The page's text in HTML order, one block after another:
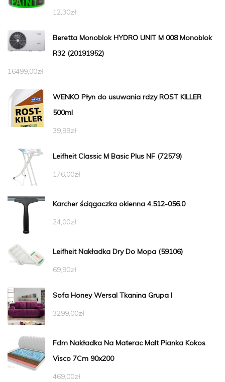
12,30zł
Beretta Monoblok HYDRO UNIT M 008 Monoblok
R32 (20191952)
16499,00zł
WENKO Płyn do usuwania rdzy ROST KILLER
500ml
39,99zł
Leifheit Classic M Basic Plus NF (72579)
176,00zł
Karcher ściągaczka okienna 4.512-056.0
24,00zł
Leifheit Nakładka Dry Do Mopa (59106)
69,90zł
Sofa Honey Wersal Tkanina Grupa I
3299,00zł
Fdm Nakładka Na Materac Malt Pianka Kokos
Visco 7Cm 90x200
469,00zł